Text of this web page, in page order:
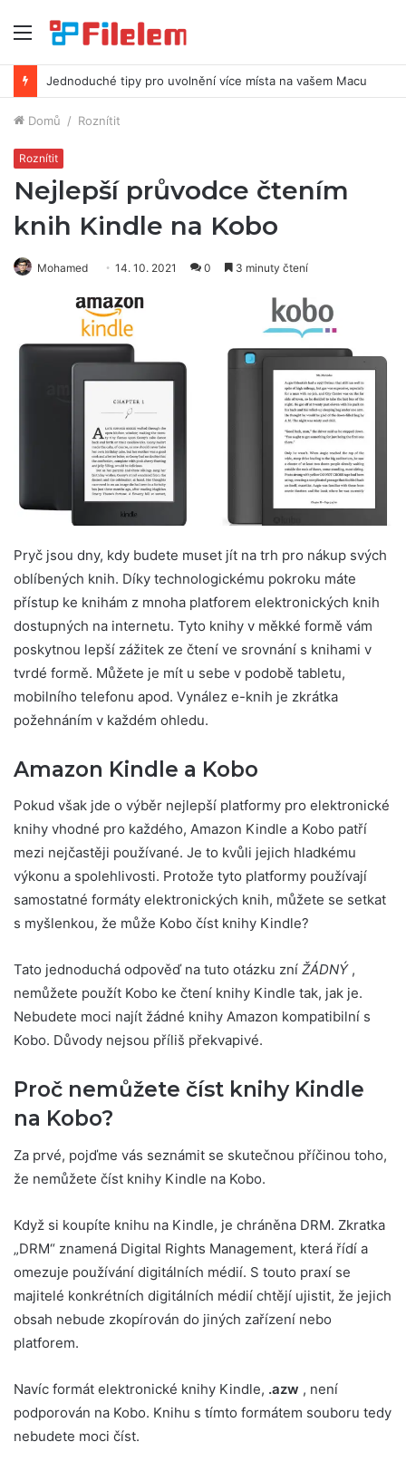
Menu
Jednoduché tipy pro uvolnění více místa na vašem Macu
Domů / Roznítit
Roznítit
Nejlepší průvodce čtením
knih Kindle na Kobo
Mohamed 14. 10. 2021 0 3 minuty čtení
Pryč jsou dny, kdy budete muset jít na trh pro nákup svých
oblíbených knih. Díky technologickému pokroku máte
přístup ke knihám z mnoha platforem elektronických knih
dostupných na internetu. Tyto knihy v měkké formě vám
poskytnou lepší zážitek ze čtení ve srovnání s knihami v
tvrdé formě. Můžete je mít u sebe v podobě tabletu,
mobilního telefonu apod. Vynález e-knih je zkrátka
požehnáním v každém ohledu.
Amazon Kindle a Kobo
Pokud však jde o výběr nejlepší platformy pro elektronické
knihy vhodné pro každého, Amazon Kindle a Kobo patří
mezi nejčastěji používané. Je to kvůli jejich hladkému
výkonu a spolehlivosti. Protože tyto platformy používají
samostatné formáty elektronických knih, můžete se setkat
s myšlenkou, že může Kobo číst knihy Kindle?
Tato jednoduchá odpověď na tuto otázku zní ŽÁDNÝ,
nemůžete použít Kobo ke čtení knihy Kindle tak, jak je.
Nebudete moci najít žádné knihy Amazon kompatibilní s
Kobo. Důvody nejsou příliš překvapivé.
Proč nemůžete číst knihy Kindle
na Kobo?
Za prvé, pojďme vás seznámit se skutečnou příčinou toho,
že nemůžete číst knihy Kindle na Kobo.
Když si koupíte knihu na Kindle, je chráněna DRM. Zkratka
„DRM“ znamená Digital Rights Management, která řídí a
omezuje používání digitálních médií. S touto praxí se
majitelé konkrétních digitálních médií chtějí ujistit, že jejich
obsah nebude zkopírován do jiných zařízení nebo
platforem.
Navíc formát elektronické knihy Kindle, .azw , není
podporován na Kobo. Knihu s tímto formátem souboru tedy
nebudete moci číst.